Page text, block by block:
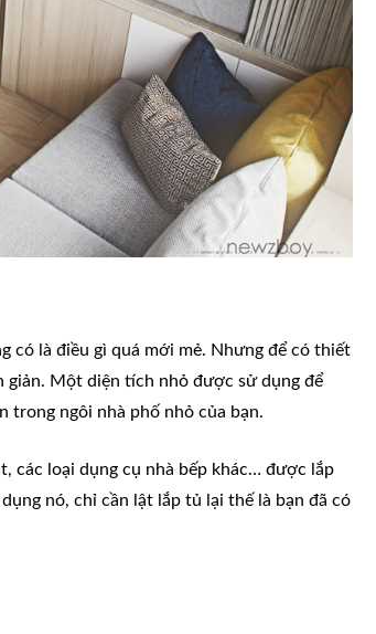
có là điều gì quá mới mẻ. Nhưng để có thiết
Một diện tích nhỏ được sử dụng để
trong ngôi nhà phố nhỏ của bạn.
các loại dụng cụ nhà bếp khác… được lắp
nó, chỉ cần lật lắp tủ lại thế là bạn đã có